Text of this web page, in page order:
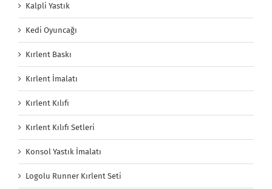
Kalpli Yastık
Kedi Oyuncağı
Kırlent Baskı
Kırlent İmalatı
Kırlent Kılıfı
Kırlent Kılıfı Setleri
Konsol Yastık İmalatı
Logolu Runner Kırlent Seti